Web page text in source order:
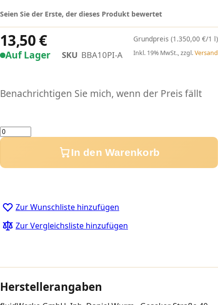
Auf Lager SKU BBA10PI-A
Seien Sie der Erste, der dieses Produkt bewertet
13,50 € (1.350,00 €/1 l)
Inkl. 19% MwSt., zzgl.Versand
Benachrichtigen Sie mich, wenn der Preis fällt
Menge
In den Warenkorb
Zur Wunschliste hinzufügen
Zur Vergleichsliste hinzufügen
Herstellerangaben